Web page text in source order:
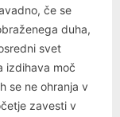
če se
duha,
svet
izdihava moč
se ne ohranja v
zavesti v